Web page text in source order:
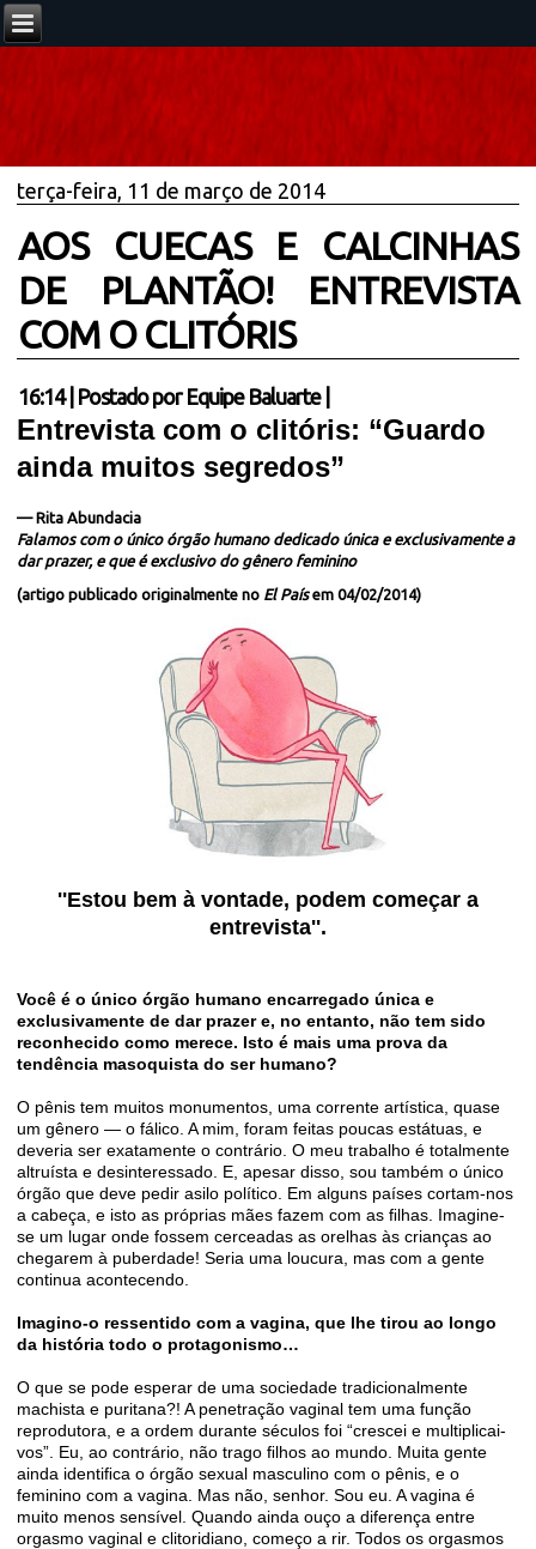
terça-feira, 11 de março de 2014
AOS CUECAS E CALCINHAS
DE PLANTÃO! ENTREVISTA
COM O CLITÓRIS
16:14| Postado por Equipe Baluarte
Entrevista com o clitóris: “Guardo
ainda muitos segredos”
—Rita Abundacia
Falamos com o único órgão humano dedicado única e exclusivamente a
dar prazer, e que é exclusivo do gênero feminino
(artigo publicado originalmente no El Paísem 04/02/2014)
''Estou bem à vontade, podem começar a
entrevista''.
Você é o único órgão humano encarregado única e
exclusivamente de dar prazer e, no entanto, não tem sido
reconhecido como merece. Isto é mais uma prova da
tendência masoquista do ser humano?
O pênis tem muitos monumentos, uma corrente artística, quase
um gênero — o fálico. A mim, foram feitas poucas estátuas, e
deveria ser exatamente o contrário. O meu trabalho é totalmente
altruísta e desinteressado. E, apesar disso, sou também o único
órgão que deve pedir asilo político. Em alguns países cortam-nos
a cabeça, e isto as próprias mães fazem com as ﬁlhas. Imagine-
se um lugar onde fossem cerceadas as orelhas às crianças ao
chegarem à puberdade! Seria uma loucura, mas com a gente
continua acontecendo.
Imagino-o ressentido com a vagina, que lhe tirou ao longo
da história todo o protagonismo…
O que se pode esperar de uma sociedade tradicionalmente
machista e puritana?! A penetração vaginal tem uma função
reprodutora, e a ordem durante séculos foi “crescei e multiplicai-
vos”. Eu, ao contrário, não trago ﬁlhos ao mundo. Muita gente
ainda identiﬁca o órgão sexual masculino com o pênis, e o
feminino com a vagina. Mas não, senhor. Sou eu. A vagina é
muito menos sensível. Quando ainda ouço a diferença entre
orgasmo vaginal e clitoridiano, começo a rir. Todos os orgasmos